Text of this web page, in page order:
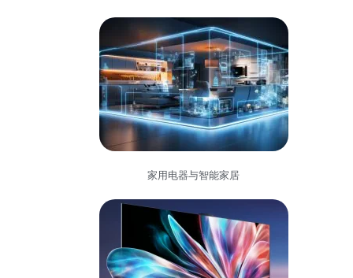
家用电器与智能家居